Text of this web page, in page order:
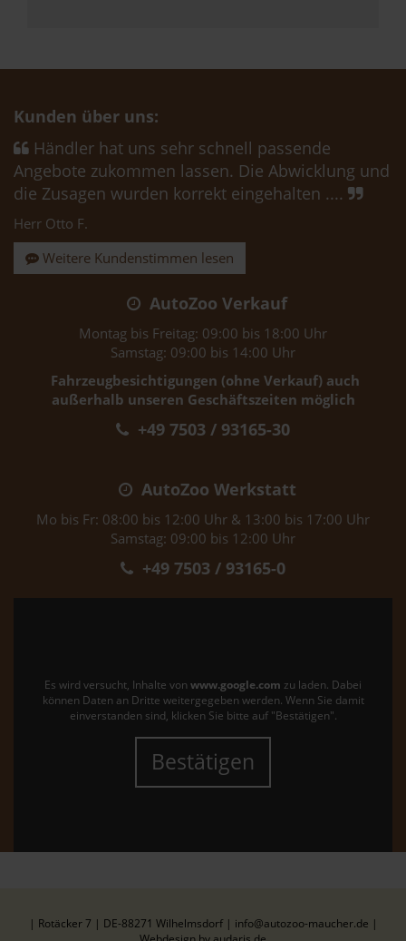
Kunden über uns:
Händler hat uns sehr schnell passende
Angebote zukommen lassen. Die Abwicklung und
die Zusagen wurden korrekt eingehalten ....
Herr Otto F.
Weitere Kundenstimmen lesen
AutoZoo Verkauf
Montag bis Freitag: 09:00 bis 18:00 Uhr
Samstag: 09:00 bis 14:00 Uhr
Fahrzeugbesichtigungen (ohne Verkauf) auch
außerhalb unseren Geschäftszeiten möglich
+49 7503 / 93165-30
AutoZoo Werkstatt
Mo bis Fr: 08:00 bis 12:00 Uhr & 13:00 bis 17:00 Uhr
Samstag: 09:00 bis 12:00 Uhr
+49 7503 / 93165-0
Es wird versucht, Inhalte von www.google.com zu laden. Dabei
können Daten an Dritte weitergegeben werden. Wenn Sie damit
einverstanden sind, klicken Sie bitte auf "Bestätigen".
Bestätigen
| Rotäcker 7 | DE-88271 Wilhelmsdorf | info@autozoo-maucher.de |